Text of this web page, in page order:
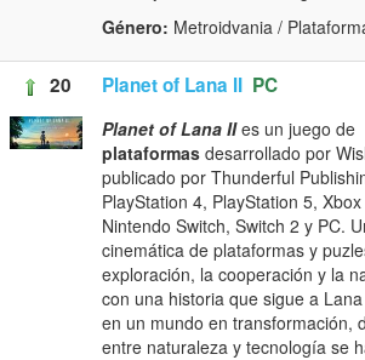
Género: Metroidvania /
20 Planet of Lana II PC
Planet of Lana IIes un juego de
plataformas desarrollado por
publicado por Thunderful
PlayStation 4, PlayStation 5,
Nintendo Switch, Switch 2 y PC.
cinemática de plataformas y
exploración, la cooperación y la
con una historia que sigue a
en un mundo en transformación,
entre naturaleza y tecnología se